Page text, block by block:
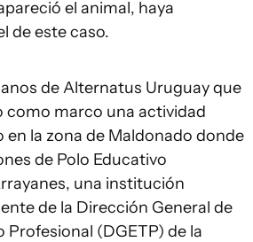
el animal, haya
de este caso.
de Alternatus Uruguay que
como marco una actividad
en la zona de Maldonado donde
de Polo Educativo
una institución
de la Dirección General de
Profesional (DGETP) de la